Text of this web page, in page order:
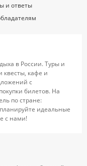
и ответы
в России. Туры и
квесты, кафе и
с
билетов. На
по стране:
идеальные
с нами!